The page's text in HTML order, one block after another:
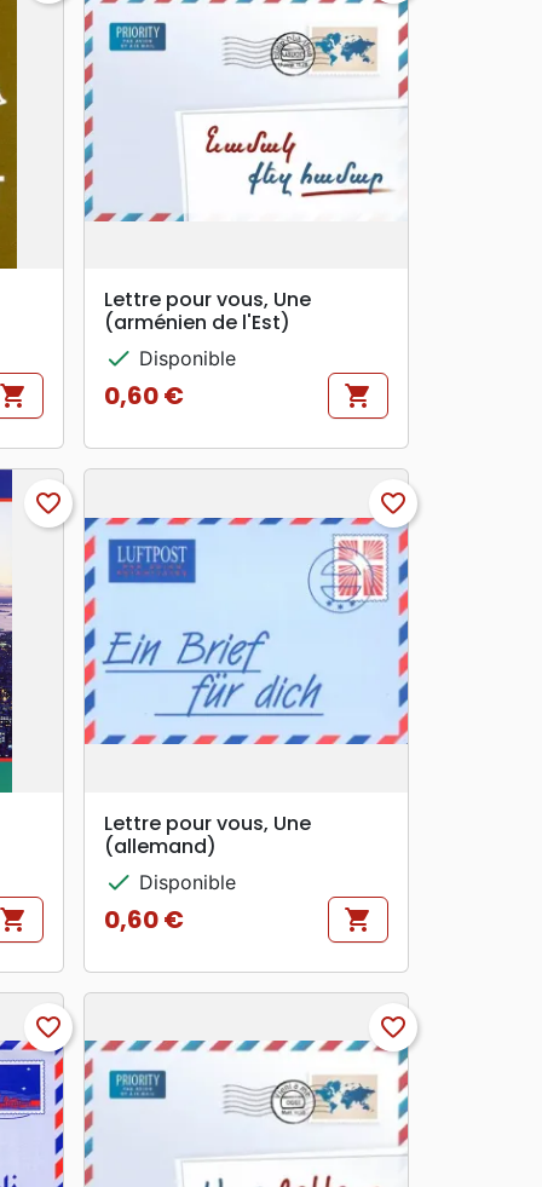
shopping_cart
search APERÇU RAPIDE
Lettre pour vous, Une
(arménien de l'Est)
check Disponible
Prix
0,60 € shopping_cart
favorite_border
shopping_cart
search APERÇU RAPIDE
favorite_border
Lettre pour vous, Une
(allemand)
check Disponible
Prix
0,60 € shopping_cart
favorite_border favorite_border